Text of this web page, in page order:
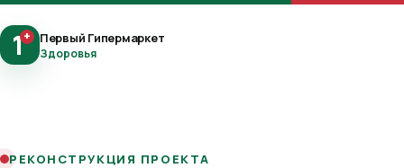
1+ Первый Гипермаркет
Здоровья
РЕКОНСТРУКЦИЯ ПРОЕКТА